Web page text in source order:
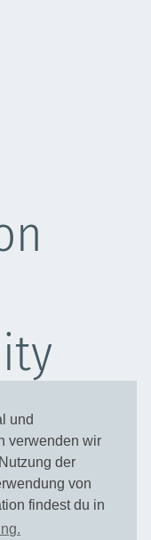
und
verwenden wir
der
von
findest du in